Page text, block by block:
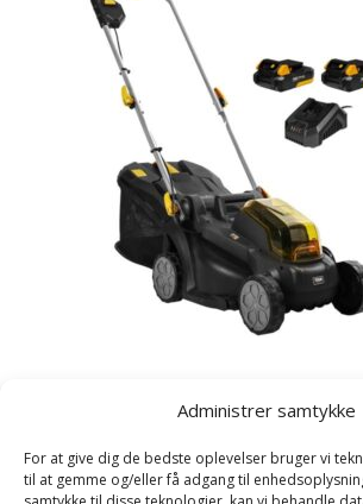
Administrer samtykke
For at give dig de bedste oplevelser bruger vi
til at gemme og/eller få adgang til
Plæneklipper